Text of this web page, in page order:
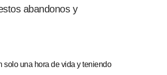
abandonos y
solo una hora de vida y teniendo